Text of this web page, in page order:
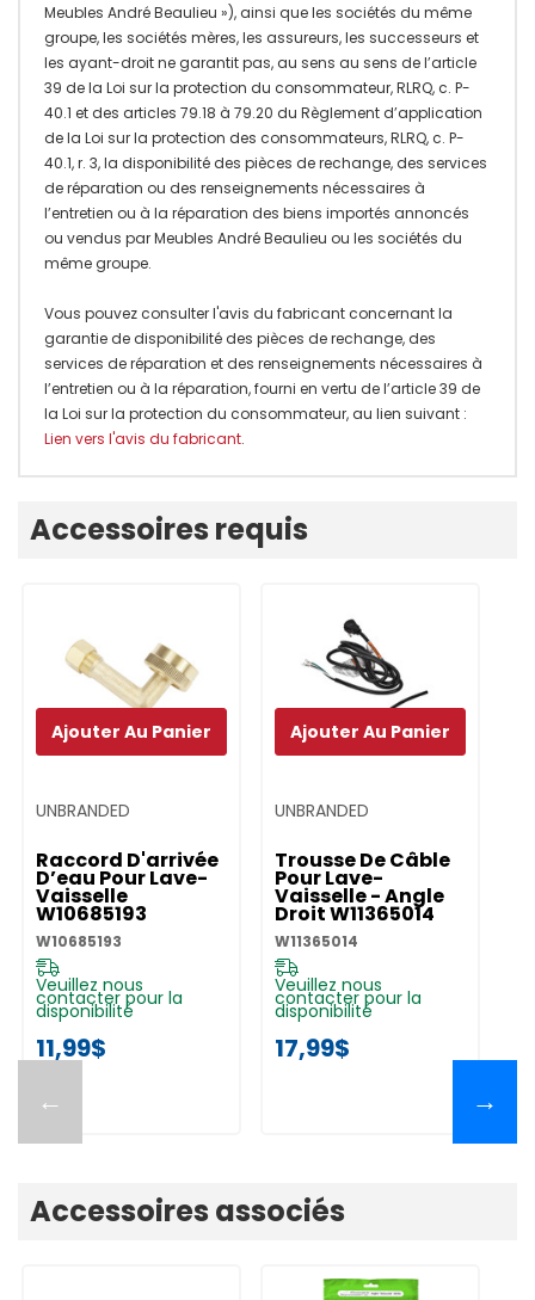
Meubles André Beaulieu »), ainsi que les sociétés du même
groupe, les sociétés mères, les assureurs, les successeurs et
les ayant-droit ne garantit pas, au sens au sens de l’article
39 de la Loi sur la protection du consommateur, RLRQ, c. P-
40.1 et des articles 79.18 à 79.20 du Règlement d’application
de la Loi sur la protection des consommateurs, RLRQ, c. P-
40.1, r. 3, la disponibilité des pièces de rechange, des services
de réparation ou des renseignements nécessaires à
l’entretien ou à la réparation des biens importés annoncés
ou vendus par Meubles André Beaulieu ou les sociétés du
même groupe.
Vous pouvez consulter l'avis du fabricant concernant la
garantie de disponibilité des pièces de rechange, des
services de réparation et des renseignements nécessaires à
l’entretien ou à la réparation, fourni en vertu de l’article 39 de
la Loi sur la protection du consommateur, au lien suivant :
Lien vers l'avis du fabricant.
Accessoires requis
←
UNBRANDED
Raccord D'arrivée
D’eau Pour Lave-
Vaisselle
W10685193
W10685193
Veuillez nous
contacter pour la
disponibilité
11,99$
Ajouter Au Panier
UNBRANDED
Trousse De Câble
Pour Lave-
Vaisselle - Angle
Droit W11365014
W11365014
Veuillez nous
contacter pour la
disponibilité
17,99$
Ajouter Au Panier
→
Accessoires associés